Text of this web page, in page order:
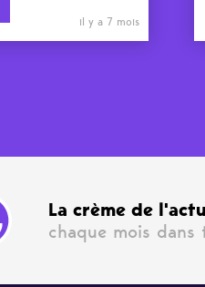
il y a 7 mois
La crème de
chaque mois dans